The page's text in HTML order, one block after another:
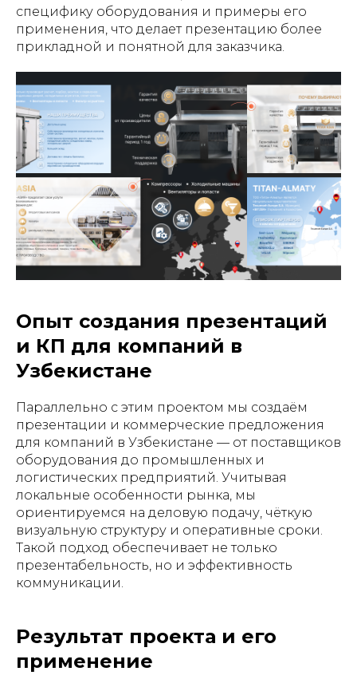
специфику оборудования и примеры его
применения, что делает презентацию более
прикладной и понятной для заказчика.
Опыт создания презентаций
и КП для компаний в
Узбекистане
Параллельно с этим проектом мы создаём
презентации и коммерческие предложения
для компаний в Узбекистане — от поставщиков
оборудования до промышленных и
логистических предприятий. Учитывая
локальные особенности рынка, мы
ориентируемся на деловую подачу, чёткую
визуальную структуру и оперативные сроки.
Такой подход обеспечивает не только
презентабельность, но и эффективность
коммуникации.
Результат проекта и его
применение
БАННЕРЫ INSTAGRAM ПРЕЗЕНТАЦИИ САЙТЫ
ПОЛЬЗОВАТЕЛЬСКОЕ
СОГЛАШЕНИЕ